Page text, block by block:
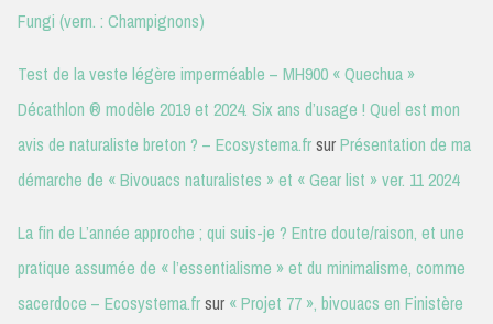
Fungi (vern. : Champignons)
Test de la veste légère imperméable – MH900 « Quechua »
Décathlon ® modèle 2019 et 2024. Six ans d’usage ! Quel est mon
avis de naturaliste breton ? – Ecosystema.frsurPrésentation de ma
démarche de « Bivouacs naturalistes » et « Gear list » ver. 11 2024
La fin de L’année approche ; qui suis-je ? Entre doute/raison, et une
pratique assumée de « l’essentialisme » et du minimalisme, comme
sacerdoce – Ecosystema.frsur « Projet 77 », bivouacs en Finistère